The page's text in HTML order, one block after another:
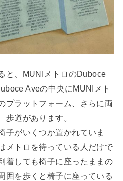
と、MUNIメトロのDuboce
Aveの中央にMUNIメト
プラットフォーム、さらに両
歩道があります。
子がいくつか置かれていま
メトロを待っている人だけで
着しても椅子に座ったままの
囲を歩くと椅子に座っている